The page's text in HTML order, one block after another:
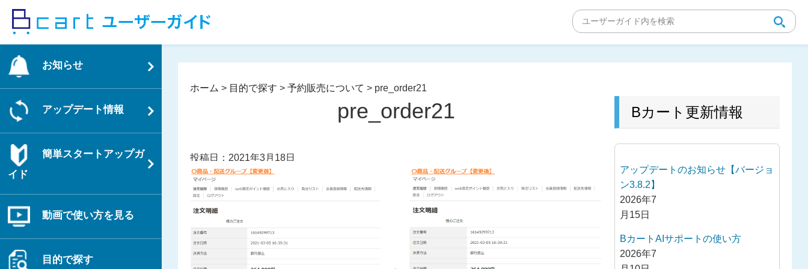
ッ
お知らせ
アップデート情報
簡単スタートアップガ
イド
動画で使い方を見る
目的で探す
ホーム > 目的で探す >予約販売について > pre_order21
pre_order21
投稿日：2021年3月18日
Bカート更新情報
アップデートのお知らせ【バージョ
ン3.8.2】
2026年7
月15日
BカートAIサポートの使い方
2026年7